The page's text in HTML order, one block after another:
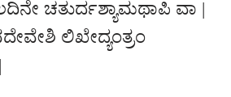
ಚತುರ್ದಶ್ಯಾಮಥಾಪಿ ವಾ |
ಲಿಖೇದ್ಯಂತ್ರಂ